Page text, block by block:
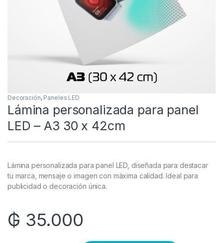
Decoración, Paneles LED
Lámina personalizada para panel
LED – A3 30 x 42cm
Lámina personalizada para panel LED, diseñada para destacar
tu marca, mensaje o imagen con máxima calidad. Ideal para
publicidad o decoración única.
₲ 35.000